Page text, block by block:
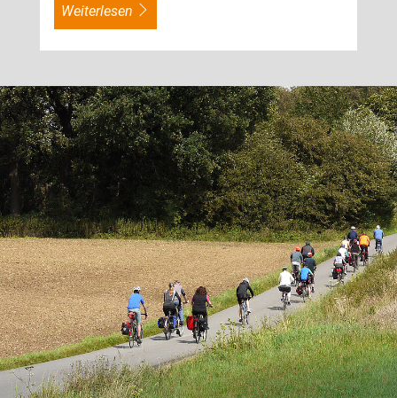
weiterlesen